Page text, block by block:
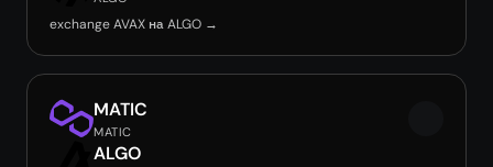
exchange AVAX на ALGO →
MATIC
MATIC
ALGO